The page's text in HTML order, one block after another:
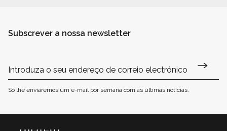
Subscrever a nossa newsletter
Só lhe enviaremos um e-mail por semana com as últimas notícias.